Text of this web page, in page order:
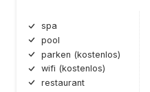
spa
pool
parken (kostenlos)
wifi (kostenlos)
restaurant